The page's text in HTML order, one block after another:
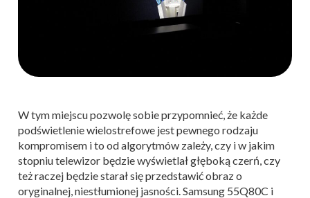
W tym miejscu pozwolę sobie przypomnieć, że każde
podświetlenie wielostrefowe jest pewnego rodzaju
kompromisem i to od algorytmów zależy, czy i w jakim
stopniu telewizor będzie wyświetlał głęboką czerń, czy
też raczej będzie starał się przedstawić obraz o
oryginalnej, niestłumionej jasności. Samsung 55Q80C i